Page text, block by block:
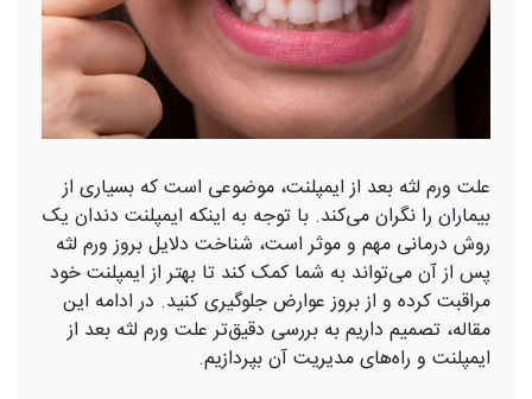
علت ورم لثه بعد از ایمپلنت، موضوعی است که بسیاری از
بیماران را نگران می‌کند. با توجه به اینکه ایمپلنت دندان یک
روش درمانی مهم و موثر است، شناخت دلایل بروز ورم لثه
پس از آن می‌تواند به شما کمک کند تا بهتر از ایمپلنت خود
مراقبت کرده و از بروز عوارض جلوگیری کنید. در ادامه این
مقاله، تصمیم داریم به بررسی دقیق‌تر علت ورم لثه بعد از
ایمپلنت و راه‌های مدیریت آن بپردازیم.